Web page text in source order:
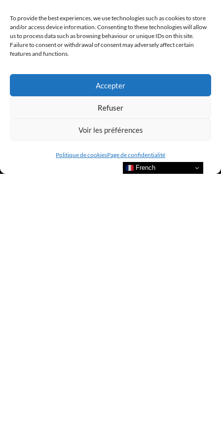
To provide the best experiences, we use technologies such as cookies to store
and/or access device information. Consenting to these technologies will allow
us to process data such as browsing behaviour or unique IDs on this site.
Failure to consent or withdrawal of consent may adversely affect certain
features and functions.
Accepter
Refuser
Voir les préférences
Politique de cookiesPage de confidentialité
@clubamilcar
French